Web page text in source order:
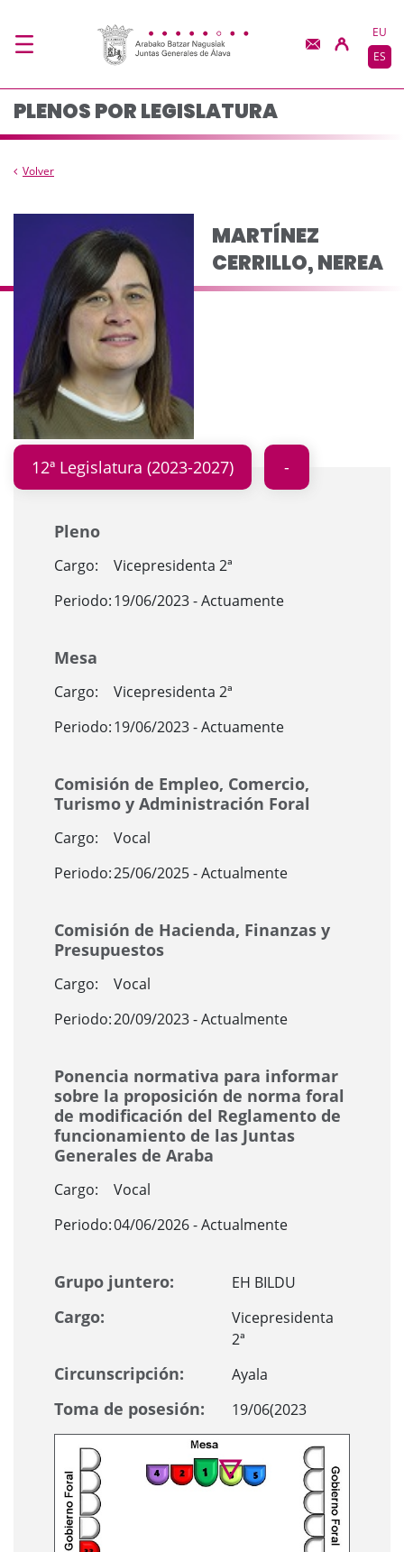
Composición del
EU
ES
PLENOS POR LEGISLATURA
Volver
MARTÍNEZ
CERRILLO, NEREA
12ª Legislatura (2023-2027)
Pleno
Cargo:
Vicepresidenta 2ª
Periodo:19/06/2023 - Actuamente
Mesa
Cargo:
Vicepresidenta 2ª
Periodo:19/06/2023 - Actuamente
Comisión de Empleo, Comercio,
Turismo y Administración Foral
Cargo:
Vocal
Periodo:25/06/2025 - Actualmente
Comisión de Hacienda, Finanzas y
Presupuestos
Cargo:
Vocal
Periodo:20/09/2023 - Actualmente
Ponencia normativa para informar
sobre la proposición de norma foral
de modificación del Reglamento de
funcionamiento de las Juntas
Generales de Araba
Cargo:
Vocal
Periodo:04/06/2026 - Actualmente
Grupo juntero: EH BILDU
Cargo:
Vicepresidenta
2ª
Circunscripción: Ayala
Toma de posesión: 19/06(2023